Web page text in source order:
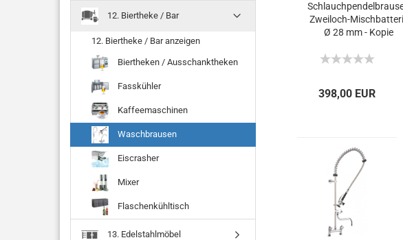
Zweiloch-
Ø 28 mm - Kopie
398,00 EUR
12. Biertheke / Bar
12. Biertheke / Bar anzeigen
Biertheken / Ausschanktheken
Fasskühler
Kaffeemaschinen
Waschbrausen
Eiscrasher
Mixer
Flaschenkühltisch
13. Edelstahlmöbel